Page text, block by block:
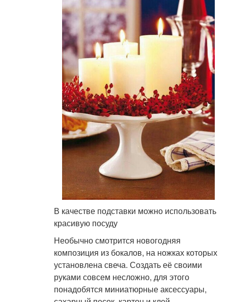
В качестве подставки можно использовать
красивую посуду
Необычно смотрится новогодняя
композиция из бокалов, на ножках которых
установлена свеча. Создать её своими
руками совсем несложно, для этого
понадобятся миниатюрные аксессуары,